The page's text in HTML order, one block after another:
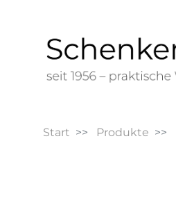
Start Produkte